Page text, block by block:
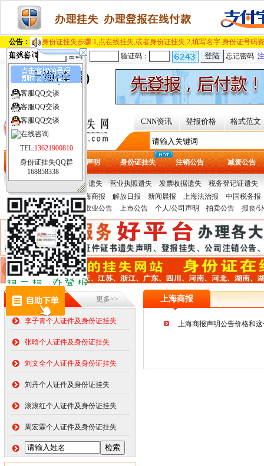
公告：
身份证挂失步骤.1,点在线挂失,或者身份证挂失,2,填写名字.身份证号码
用户名：
密码： 验证码： 忘记密码
上海(全国)
[切换城市]
CNN资讯 登报价格 格式范文
首页 遗失声明 身份证挂失 注销公告 减资公告
热门证件： 提单/保单遗失 营业执照遗失 发票收据遗失 税务登记证遗失
多 青年报
报纸刊例： 文汇报 上海商报 解放日报 新闻晨报 上海法治报
中国税务报
声明公告： 变更公告 歇业公告 上市公告 个人/公司声明 拍卖公告 报丧/
在线挂失 更多>>
李子青个人证件及身份证挂失
张晗个人证件及身份证挂失
刘文全个人证件及身份证挂失
刘丹个人证件及身份证挂失
滚滚红个人证件及身份证挂失
周宏霖个人证件及身份证挂失
上海商报
上海商报声明公告价格和
客服QQ交谈
客服QQ交谈
客服QQ交谈
TEL:13621900810
身份证挂失QQ群
168858338